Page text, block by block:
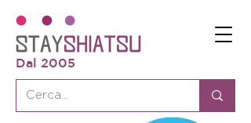
Dal 2005